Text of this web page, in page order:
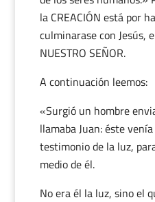
la CREACIÓN está por
culminarase con Jesús,
NUESTRO SEÑOR.
A continuación leemos:
«Surgió un hombre
llamaba Juan: éste
testimonio de la luz,
medio de él.
No era él la luz, sino el